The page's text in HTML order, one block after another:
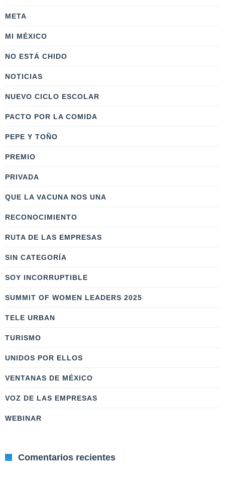
META
MI MÉXICO
NO ESTÁ CHIDO
NOTICIAS
NUEVO CICLO ESCOLAR
PACTO POR LA COMIDA
PEPE Y TOÑO
PREMIO
PRIVADA
QUE LA VACUNA NOS UNA
RECONOCIMIENTO
RUTA DE LAS EMPRESAS
SIN CATEGORÍA
SOY INCORRUPTIBLE
SUMMIT OF WOMEN LEADERS 2025
TELE URBAN
TURISMO
UNIDOS POR ELLOS
VENTANAS DE MÉXICO
VOZ DE LAS EMPRESAS
WEBINAR
Comentarios recientes